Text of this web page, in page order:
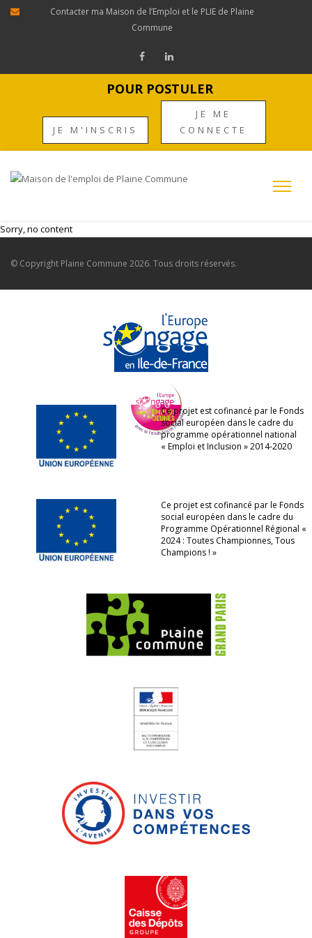
Contacter ma Maison de l’Emploi et le PLIE de Plaine
Commune
POUR POSTULER
JE M'INSCRIS
JE ME
CONNECTE
Sorry, no content
© Copyright Plaine Commune 2026. Tous droits réservés.
Ce projet est cofinancé par le Fonds
social européen dans le cadre du
programme opérationnel national
« Emploi et Inclusion » 2014-2020
Ce projet est cofinancé par le Fonds
social européen dans le cadre du
Programme Opérationnel Régional «
2024 : Toutes Championnes, Tous
Champions ! »